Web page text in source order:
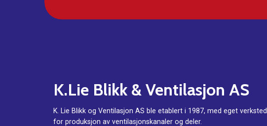
K.Lie Blikk & Ventilasjon AS
K. Lie Blikk og Ventilasjon AS ble etablert i 1987, med eget verksted
for produksjon av ventilasjonskanaler og deler.